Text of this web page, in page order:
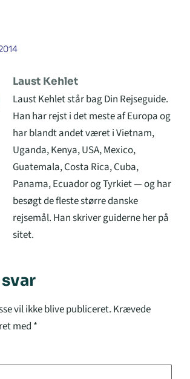
Laust Kehlet
Laust Kehlet står bag Din Rejseguide.
Han har rejst i det meste af Europa og
har blandt andet været i Vietnam,
Uganda, Kenya, USA, Mexico,
Guatemala, Costa Rica, Cuba,
Panama, Ecuador og Tyrkiet — og har
besøgt de fleste større danske
rejsemål. Han skriver guiderne her på
sitet.
vil ikke blive publiceret. Krævede
med *